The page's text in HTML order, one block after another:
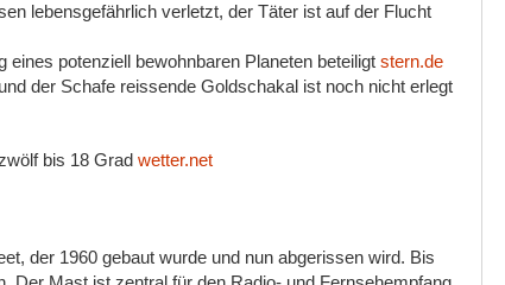
lebensgefährlich verletzt, der Täter ist auf der Flucht
eines potenziell bewohnbaren Planeten beteiligt stern.de
der Schafe reissende Goldschakal ist noch nicht erlegt
bis 18 Grad wetter.net
der 1960 gebaut wurde und nun abgerissen wird. Bis